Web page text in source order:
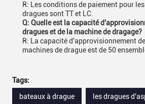
R: Les conditions de paiement pour
dragues sont TT et LC.
Q: Quelle est la capacité
dragues et de la machine de dragage?
R: La capacité d'approvisionnement
machines de drague est de 50
Tags:
bateaux à drague
les dragues